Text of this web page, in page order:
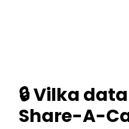
🔒 Vilka
Share-A-